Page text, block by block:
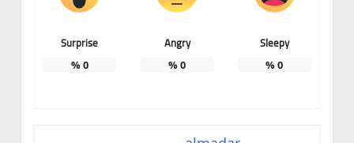
Sleepy
0
%
Angry
0
%
Surprise
0
%